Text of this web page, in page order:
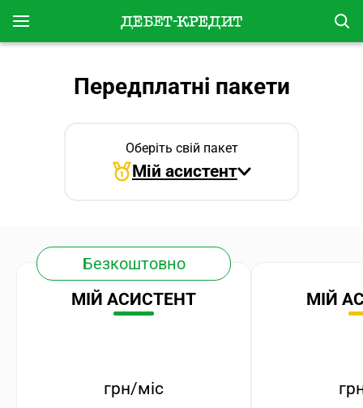
Передплатні пакети
Оберіть свій пакет
Мій асистент
МІЙ АСИСТЕНТ
Безкоштовно
грн/міс
МІЙ